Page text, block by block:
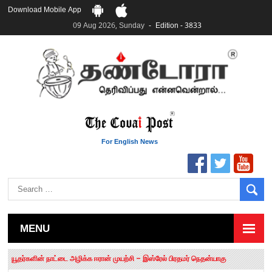
Download Mobile App
09 Aug 2026, Sunday
Edition - 3833
For English News
MENU
யூதர்களின் நாட்டை அழிக்க ஈரான் முயற்சி – இஸ்ரேல் பிரதமர் நெதன்யாகு
“மக்களால் நிராகரிக்கப்பட்டவர் ஸ்டாலின்!” – செங்கோட்டையன்